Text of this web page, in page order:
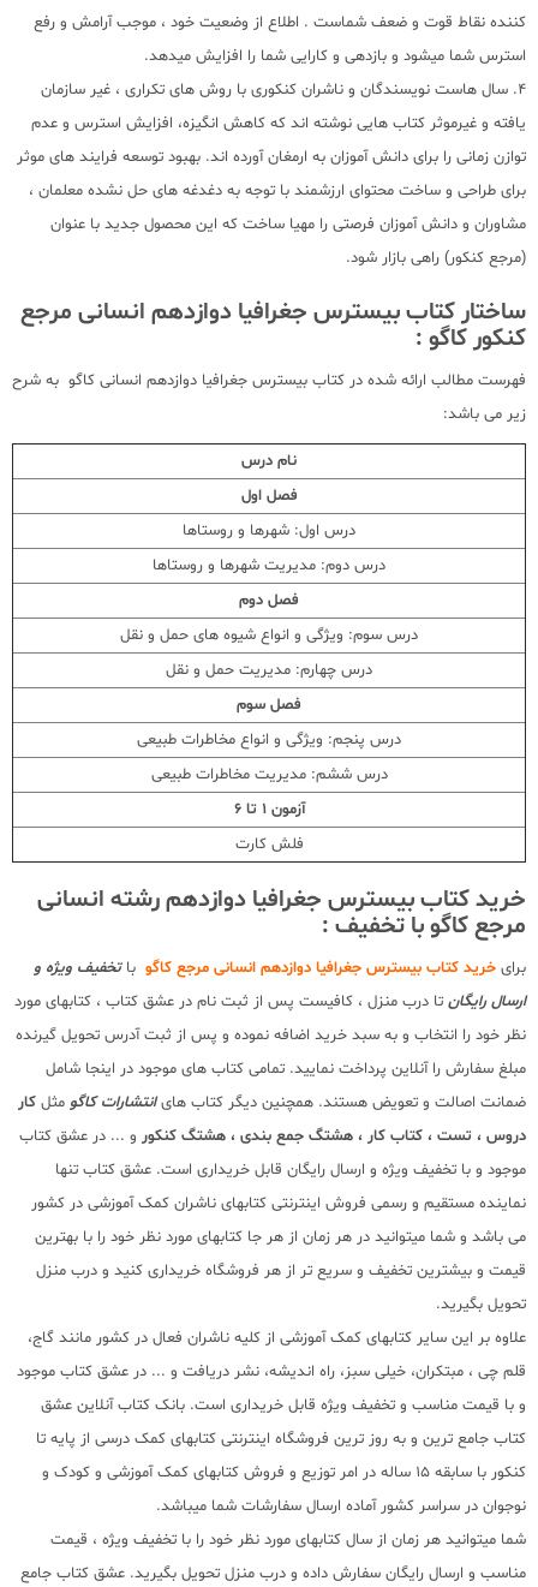
کننده نقاط قوت و ضعف شماست . اطلاع از وضعیت خود ، موجب آرامش و رفع
استرس شما میشود و بازدهی و کارایی شما را افزایش میدهد.
4. سال هاست نویسندگان و ناشران کنکوری با روش های تکراری ، غیر سازمان
یافته و غیرموثر کتاب هایی نوشته اند که کاهش انگیزه، افزایش استرس و عدم
توازن زمانی را برای دانش آموزان به ارمغان آورده اند. بهبود توسعه فرایند های موثر
برای طراحی و ساخت محتوای ارزشمند با توجه به دغدغه های حل نشده معلمان ،
مشاوران و دانش آموزان فرصتی را مهیا ساخت که این محصول جدید با عنوان
(مرجع کنکور) راهی بازار شود.
ساختار کتاب بیسترس جغرافیا دوازدهم انسانی مرجع
کنکور کاگو :
فهرست مطالب ارائه شده در کتاب بیسترس جغرافیا دوازدهم انسانی کاگو به شرح
زیر می باشد:
نام درس
فصل اول
درس اول: شهرها و روستاها
درس دوم: مدیریت شهرها و روستاها
فصل دوم
درس سوم: ویژگی و انواع شیوه های حمل و نقل
درس چهارم: مدیریت حمل و نقل
فصل سوم
درس پنجم: ویژگی و انواع مخاطرات طبیعی
درس ششم: مدیریت مخاطرات طبیعی
آزمون 1 تا 6
فلش کارت
خرید کتاب بیسترس جغرافیا دوازدهم رشته انسانی
مرجع کاگو با تخفیف :
برای خرید کتاب بیسترس جغرافیا دوازدهم انسانی مرجع کاگو باتخفیف ویژه و
ارسال رایگان تا درب منزل ، کافیست پس از ثبت نام در عشق کتاب ، کتابهای مورد
نظر خود را انتخاب و به سبد خرید اضافه نموده و پس از ثبت آدرس تحویل گیرنده
مبلغ سفارش را آنلاین پرداخت نمایید. تمامی کتاب های موجود در اینجا شامل
ضمانت اصالت و تعویض هستند. همچنین دیگر کتاب هایانتشارات کاگو مثل کار
دروس ، تست ، کتاب کار ، هشتگ جمع بندی ، هشتگ کنکور و ... در عشق کتاب
موجود و با تخفیف ویژه و ارسال رایگان قابل خریداری است. عشق کتاب تنها
نماینده مستقیم و رسمی فروش اینترنتی کتابهای ناشران کمک آموزشی در کشور
می باشد و شما میتوانید در هر زمان از هر جا کتابهای مورد نظر خود را با بهترین
قیمت و بیشترین تخفیف و سریع تر از هر فروشگاه خریداری کنید و درب منزل
تحویل بگیرید.
علاوه بر این سایر کتابهای کمک آموزشی از کلیه ناشران فعال در کشور مانند گاج،
قلم چی ، مبتکران، خیلی سبز، راه اندیشه، نشر دریافت و ... در عشق کتاب موجود
و با قیمت مناسب و تخفیف ویژه قابل خریداری است. بانک کتاب آنلاین عشق
کتاب جامع ترین و به روز ترین فروشگاه اینترنتی کتابهای کمک درسی از پایه تا
کنکور با سابقه 15 ساله در امر توزیع و فروش کتابهای کمک آموزشی و کودک و
نوجوان در سراسر کشور آماده ارسال سفارشات شما میباشد.
شما میتوانید هر زمان از سال کتابهای مورد نظر خود را با تخفیف ویژه ، قیمت
مناسب و ارسال رایگان سفارش داده و درب منزل تحویل بگیرید. عشق کتاب جامع